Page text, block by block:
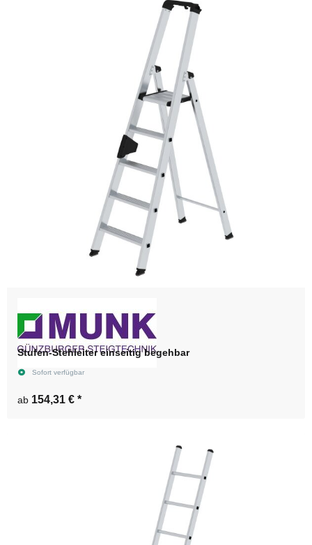
Stufen-Stehleiter einseitig begehbar
Sofort verfügbar
ab 154,31 € *